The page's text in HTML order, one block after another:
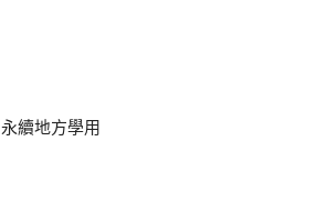
永續地方學用